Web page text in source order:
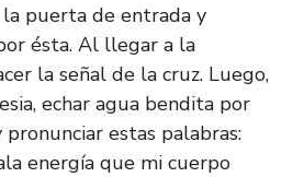
puerta de entrada y
ésta. Al llegar a la
la señal de la cruz. Luego,
echar agua bendita por
pronunciar estas palabras:
energía que mi cuerpo